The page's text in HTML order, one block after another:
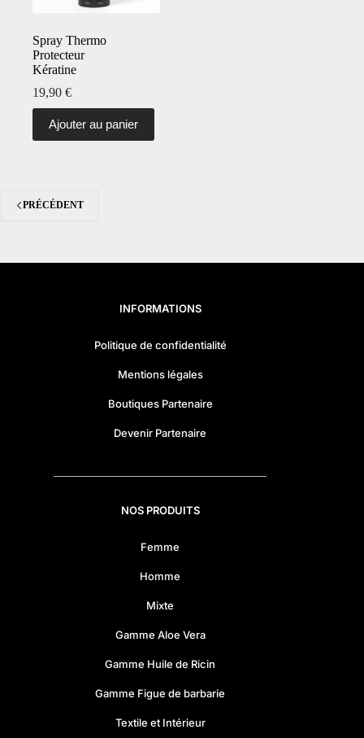
Spray Thermo
Protecteur
Kératine
19,90 €
Ajouter au panier
PRÉCÉDENT
INFORMATIONS
Politique de confidentialité
Mentions légales
Boutiques Partenaire
Devenir Partenaire
NOS PRODUITS
Femme
Homme
Mixte
Gamme Aloe Vera
Gamme Huile de Ricin
Gamme Figue de barbarie
Textile et Intérieur